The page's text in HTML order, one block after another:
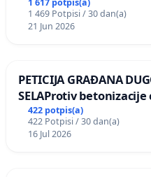
1 469 Potpisi / 30 dan(a)
21 Jun 2026
PETICIJA GRAĐANA
SELAProtiv betonizacije
grada i za očuvanje
zelenih površina i
pri donošenju izmjena
422 potpis(a)
422 Potpisi / 30 dan(a)
16 Jul 2026